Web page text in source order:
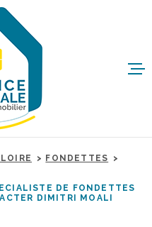
FONDETTES
DE FONDETTES
DIMITRI MOALI